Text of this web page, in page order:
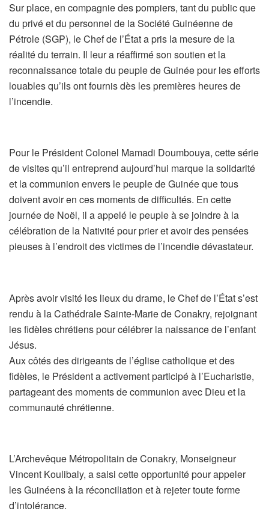
Sur place, en compagnie des pompiers, tant du public que
du privé et du personnel de la Société Guinéenne de
Pétrole (SGP), le Chef de l’État a pris la mesure de la
réalité du terrain. Il leur a réaffirmé son soutien et la
reconnaissance totale du peuple de Guinée pour les efforts
louables qu’ils ont fournis dès les premières heures de
l’incendie.
Pour le Président Colonel Mamadi Doumbouya, cette série
de visites qu’il entreprend aujourd’hui marque la solidarité
et la communion envers le peuple de Guinée que tous
doivent avoir en ces moments de difficultés. En cette
journée de Noël, il a appelé le peuple à se joindre à la
célébration de la Nativité pour prier et avoir des pensées
pieuses à l’endroit des victimes de l’incendie dévastateur.
Après avoir visité les lieux du drame, le Chef de l’État s’est
rendu à la Cathédrale Sainte-Marie de Conakry, rejoignant
les fidèles chrétiens pour célébrer la naissance de l’enfant
Jésus.
Aux côtés des dirigeants de l’église catholique et des
fidèles, le Président a activement participé à l’Eucharistie,
partageant des moments de communion avec Dieu et la
communauté chrétienne.
L’Archevêque Métropolitain de Conakry, Monseigneur
Vincent Koulibaly, a saisi cette opportunité pour appeler
les Guinéens à la réconciliation et à rejeter toute forme
d’intolérance.